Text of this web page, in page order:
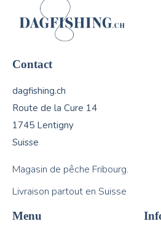
Contact
dagfishing.ch
Route de la Cure 14
1745 Lentigny
Suisse
Magasin de pêche Fribourg.
Livraison partout en Suisse
Menu